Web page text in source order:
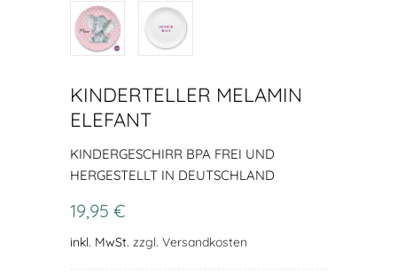
KINDERTELLER MELAMIN
ELEFANT
KINDERGESCHIRR BPA FREI UND
HERGESTELLT IN DEUTSCHLAND
19,95 €
inkl. MwSt. zzgl. Versandkosten